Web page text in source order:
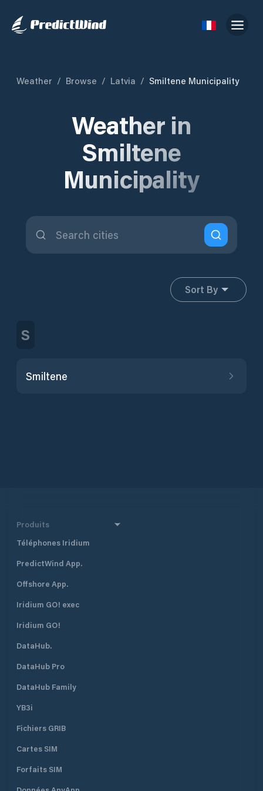
Weather / Browse / Latvia / Smiltene Municipality
Weather in
Smiltene
Municipality
Sort By
S
Smiltene
Produits
Téléphones Iridium
PredictWind App.
Offshore App.
Iridium GO! exec
Iridium GO!
DataHub.
DataHub Pro
DataHub Family
YB3i
Fichiers GRIB
Cartes SIM
Forfaits SIM